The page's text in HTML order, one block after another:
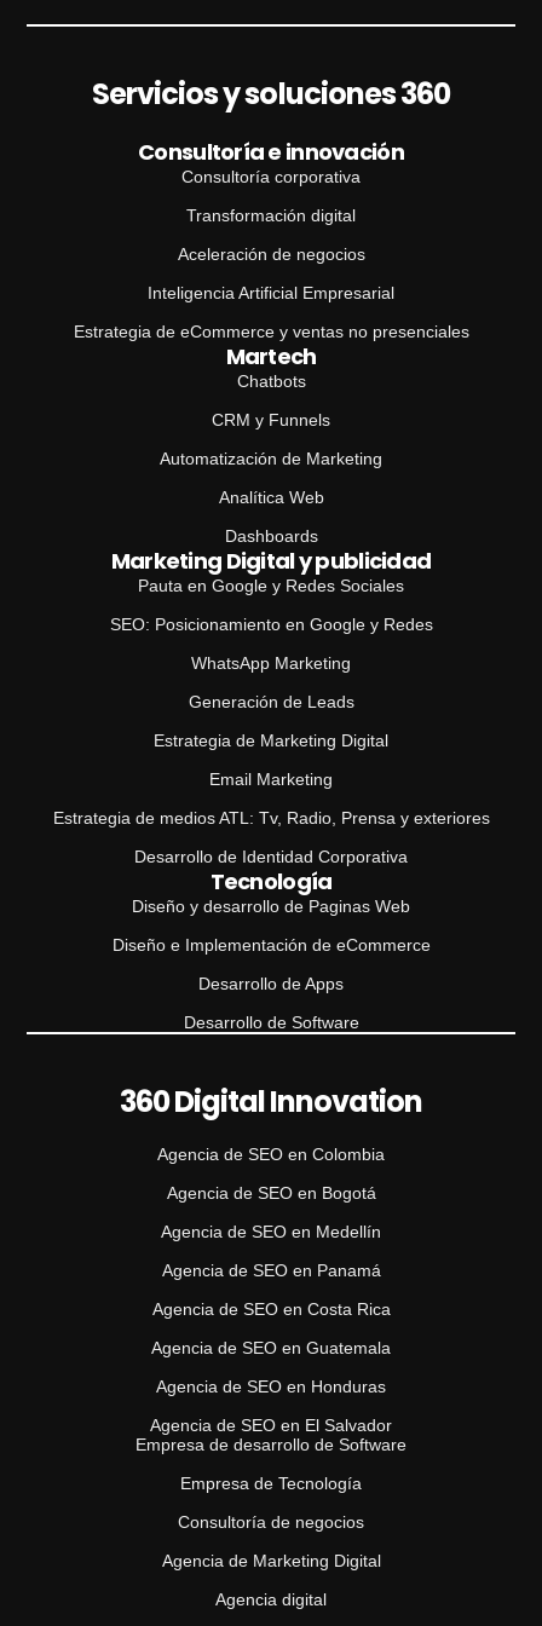
m
Servicios y soluciones 360
Consultoría e innovación
Consultoría corporativa
Transformación digital
Aceleración de negocios
Inteligencia Artificial Empresarial
Estrategia de eCommerce y ventas no presenciales
Martech
Chatbots
CRM y Funnels
Automatización de Marketing
Analítica Web
Dashboards
Marketing Digital y publicidad
Pauta en Google y Redes Sociales
SEO: Posicionamiento en Google y Redes
WhatsApp Marketing
Generación de Leads
Estrategia de Marketing Digital
Email Marketing
Estrategia de medios ATL: Tv, Radio, Prensa y exteriores
Desarrollo de Identidad Corporativa
Tecnología
Diseño y desarrollo de Paginas Web
Diseño e Implementación de eCommerce
Desarrollo de Apps
Desarrollo de Software
360 Digital Innovation
Agencia de SEO en Colombia
Agencia de SEO en Bogotá
Agencia de SEO en Medellín
Agencia de SEO en Panamá
Agencia de SEO en Costa Rica
Agencia de SEO en Guatemala
Agencia de SEO en Honduras
Agencia de SEO en El Salvador
Empresa de desarrollo de Software
Empresa de Tecnología
Consultoría de negocios
Agencia de Marketing Digital
Agencia digital